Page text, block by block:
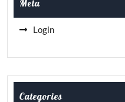
Meta
Login
Categories